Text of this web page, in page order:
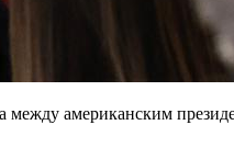
между американским